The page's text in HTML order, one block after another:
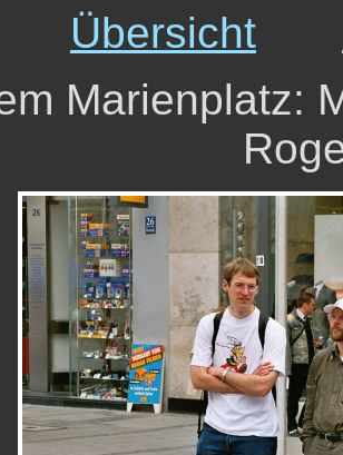
Übersicht
Marienplatz: